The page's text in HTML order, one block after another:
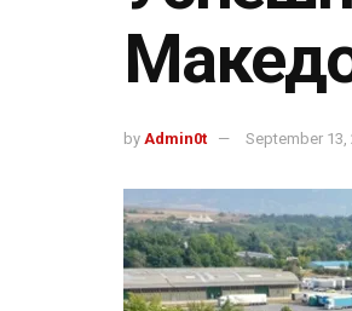
by Admin0t September 13,